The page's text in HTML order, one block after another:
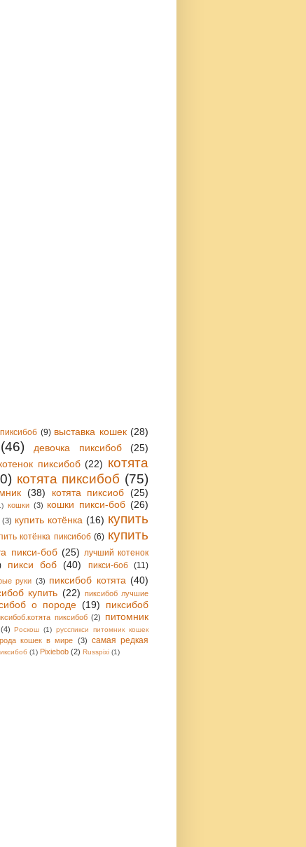
(9) выставка кошек (28)
(46) девочка пиксибоб (25)
пиксибоб (22) котята
котята пиксибоб (75)
(38) котята пиксиоб (25)
кошки (3) кошки пикси-боб (26)
(3) купить котёнка (16) купить
котёнка пиксибоб (6) купить
пикси-боб (25) лучший котенок
пикси боб (40) пикси-боб (11)
руки (3) пиксибоб котята (40)
купить (22) пиксибоб лучшие
о породе (19)
пиксибоб
пиксибоб (2)
питомник
(4) Роскош (1) русспикси питомник кошек
кошек в мире (3) самая редкая
(1) Pixiebob (2) Russpixi (1)